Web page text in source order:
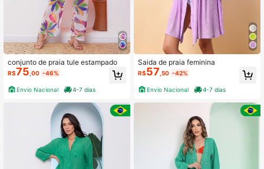
conjunto de praia tule estampado
R$75 ,00 -46%
Envio Nacional 4-7 dias
Saida de praia feminina
R$57 ,50 -42%
Envio Nacional 4-7 dias